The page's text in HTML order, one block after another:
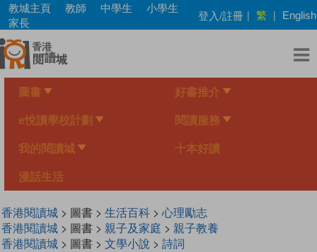
Skip
main
content
教城主頁 教師 中學生
小學生
家長
登入/註冊 | 繁 | English
圖書 好書推介
e悅讀學校計劃 閱讀服務
我的閱讀城 十本好讀
漫話生活
香港閱讀城> 圖書 > 生活百科> 心理勵志
香港閱讀城> 圖書 > 親子及家庭 > 親子教養
香港閱讀城> 圖書 > 文學小說 > 詩詞